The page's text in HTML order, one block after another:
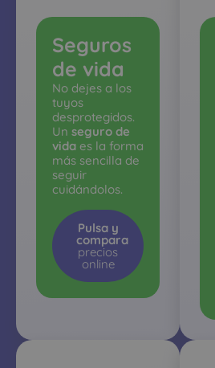
Seguros
de vida
No dejes a los
tuyos
desprotegidos.
Un seguro de
vida es la forma
más sencilla de
seguir
cuidándolos.
Pulsa y
compara
precios
online